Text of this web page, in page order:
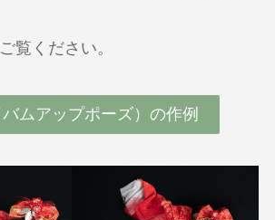
覧ください。
ムアップポーズ）の作例